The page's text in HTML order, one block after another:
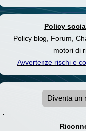
Policy
Policy blog, Forum,
motori di
Avvertenze rischi e
Diventa un